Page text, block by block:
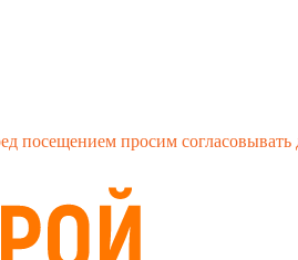
посещением просим согласовывать